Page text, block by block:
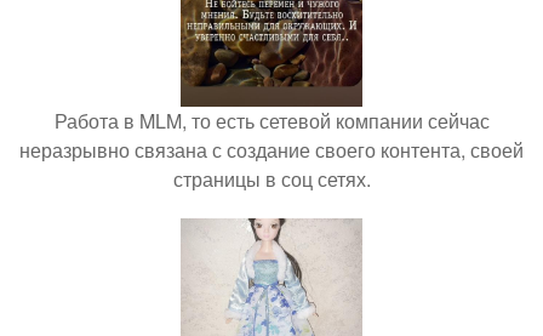
Работа в MLM, то есть сетевой компании сейчас
неразрывно связана с создание своего контента, своей
страницы в соц сетях.